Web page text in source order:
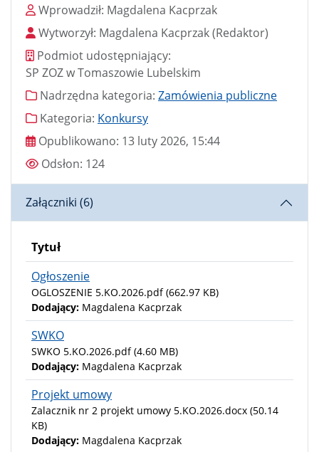
Wprowadził
Wprowadził: Magdalena Kacprzak
Wytworzył
Wytworzył: Magdalena Kacprzak(Redaktor)
Podmiot udostępniający
Podmiot udostępniający:
SP ZOZ w Tomaszowie Lubelskim
Nadrzędna kategoria
Nadrzędna kategoria: Zamówienia publiczne
Kategoria
Kategoria: Konkursy
Data publikacji
Opublikowano: 13 luty 2026, 15:44
Odsłony
Odsłon: 124
Załączniki (6)
Tytuł
Ogłoszenie
OGLOSZENIE 5.KO.2026.pdf (662.97 KB)
Dodający: Magdalena Kacprzak
SWKO
SWKO 5.KO.2026.pdf (4.60 MB)
Dodający: Magdalena Kacprzak
Projekt umowy
Zalacznik nr 2 projekt umowy 5.KO.2026.docx (50.14
KB)
Dodający: Magdalena Kacprzak